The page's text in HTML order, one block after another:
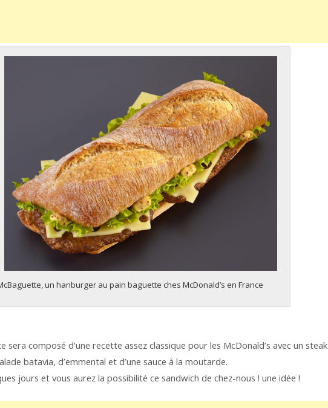
un hanburger au pain baguette ches McDonald’s en France
sera composé d’une recette assez classique pour les McDonald’s avec un steak
batavia, d’emmental et d’une sauce à la moutarde.
jours et vous aurez la possibilité ce sandwich de chez-nous ! une idée !